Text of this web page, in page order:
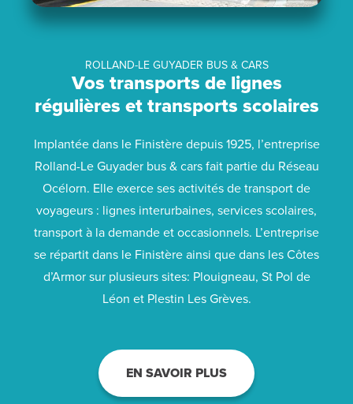
ROLLAND-LE GUYADER BUS & CARS
Vos transports de lignes
régulières et transports scolaires
Implantée dans le Finistère depuis 1925, l’entreprise
Rolland-Le Guyader bus & cars fait partie du Réseau
Océlorn. Elle exerce ses activités de transport de
voyageurs : lignes interurbaines, services scolaires,
transport à la demande et occasionnels. L’entreprise
se répartit dans le Finistère ainsi que dans les Côtes
d’Armor sur plusieurs sites: Plouigneau, St Pol de
Léon et Plestin Les Grèves.
EN SAVOIR PLUS